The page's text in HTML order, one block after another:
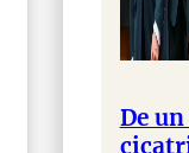
De